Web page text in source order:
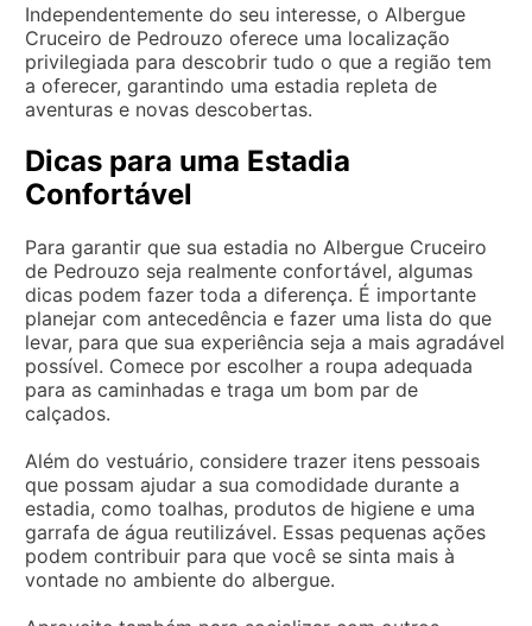
Independentemente do seu interesse, o Albergue
Cruceiro de Pedrouzo oferece uma localização
privilegiada para descobrir tudo o que a região tem
a oferecer, garantindo uma estadia repleta de
aventuras e novas descobertas.
Dicas para uma Estadia
Confortável
Para garantir que sua estadia no Albergue Cruceiro
de Pedrouzo seja realmente confortável, algumas
dicas podem fazer toda a diferença. É importante
planejar com antecedência e fazer uma lista do que
levar, para que sua experiência seja a mais agradável
possível. Comece por escolher a roupa adequada
para as caminhadas e traga um bom par de
calçados.
Além do vestuário, considere trazer itens pessoais
que possam ajudar a sua comodidade durante a
estadia, como toalhas, produtos de higiene e uma
garrafa de água reutilizável. Essas pequenas ações
podem contribuir para que você se sinta mais à
vontade no ambiente do albergue.